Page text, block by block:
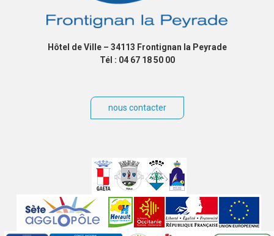
Hôtel de Ville – 34113 Frontignan la Peyrade
Tél : 04 67 18 50 00
nous contacter
partenaires